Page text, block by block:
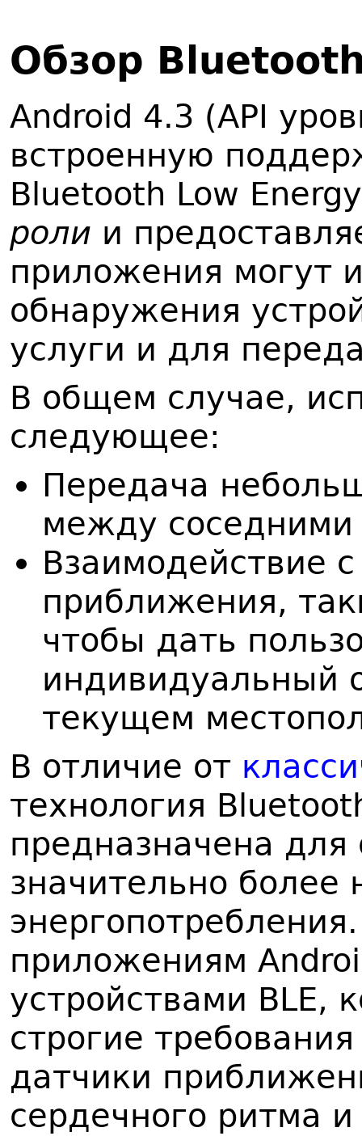
Обзор
Android 4.3 (API
встроенную
Bluetooth Low
роли и
приложения могут
обнаружения
услуги и для
В общем случае,
следующее:
Передача
между соседними
Взаимодействие
приближения,
чтобы дать
индивидуальный
текущем
В отличие от
технология
предназначена для
значительно более
приложениям
устройствами BLE,
строгие
датчики
сердечного ритма